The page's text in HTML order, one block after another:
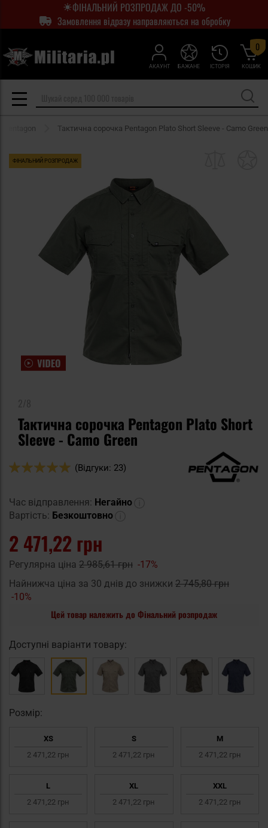
ФІНАЛЬНИЙ РОЗПРОДАЖ ДО -50%
Замовлення відразу направляються на обробку
АКАУНТ ІСТОРІЯ
БАЖАНЕ КОШИК
0
Pentagon Тактична сорочка Pentagon Plato Short Sleeve - Camo Green
ФІНАЛЬНИЙ РОЗПРОДАЖ
Тактична сорочка Pentagon Plato Short
Sleeve - Camo Green
Оцінка:
(Відгуки: 23)
Час відправлення: Негайно
Вартість: Безкоштовно
2 471,22 грн
Регулярна ціна 2 985,61 грн -17%
Найнижча ціна за 30 днів до знижки 2 745,80 грн
-10%
Цей товар належить до Фінальний розпродаж
Доступні варіанти товару:
Pозмір:
XS
2 471,22 грн
S
2 471,22 грн
M
2 471,22 грн
L
2 471,22 грн
XL
2 471,22 грн
XXL
2 471,22 грн